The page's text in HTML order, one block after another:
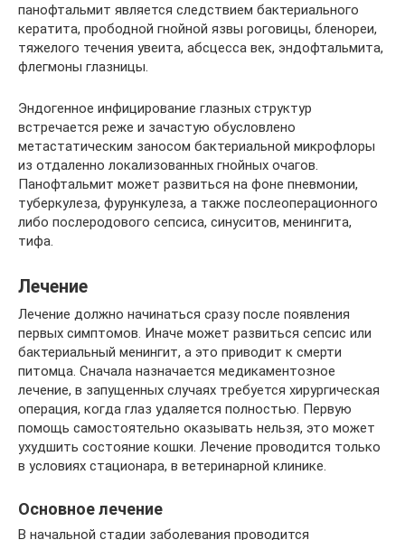
панофтальмит является следствием бактериального
кератита, прободной гнойной язвы роговицы, бленореи,
тяжелого течения увеита, абсцесса век, эндофтальмита,
флегмоны глазницы.
Эндогенное инфицирование глазных структур
встречается реже и зачастую обусловлено
метастатическим заносом бактериальной микрофлоры
из отдаленно локализованных гнойных очагов.
Панофтальмит может развиться на фоне пневмонии,
туберкулеза, фурункулеза, а также послеоперационного
либо послеродового сепсиса, синуситов, менингита,
тифа.
Лечение
Лечение должно начинаться сразу после появления
первых симптомов. Иначе может развиться сепсис или
бактериальный менингит, а это приводит к смерти
питомца. Сначала назначается медикаментозное
лечение, в запущенных случаях требуется хирургическая
операция, когда глаз удаляется полностью. Первую
помощь самостоятельно оказывать нельзя, это может
ухудшить состояние кошки. Лечение проводится только
в условиях стационара, в ветеринарной клинике.
Основное лечение
В начальной стадии заболевания проводится